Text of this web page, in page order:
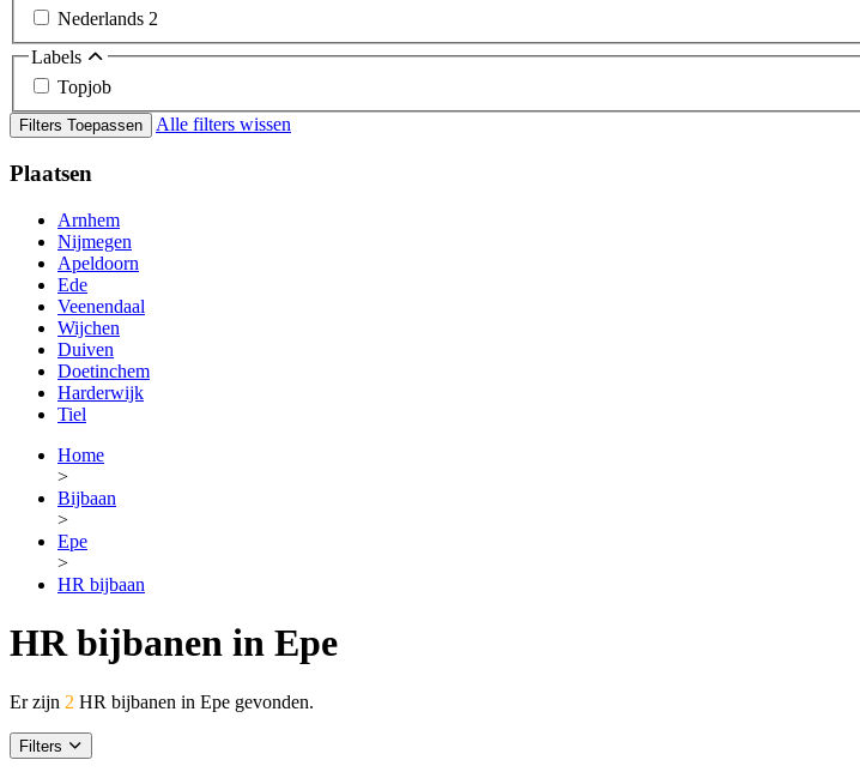
Nederlands 2
Labels
Topjob
Filters Toepassen Alle filters wissen
Plaatsen
Arnhem
Nijmegen
Apeldoorn
Ede
Veenendaal
Wijchen
Duiven
Doetinchem
Harderwijk
Tiel
Home
>
Bijbaan
>
Epe
>
HR bijbaan
HR bijbanen in Epe
Er zijn 2 HR bijbanen in Epe gevonden.
Filters